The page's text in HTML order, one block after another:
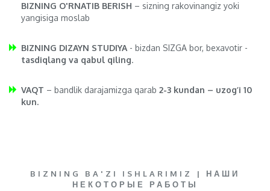
BIZNING O'RNATIB BERISH – sizning rakovinangiz yoki
yangisiga moslab
BIZNING DIZAYN STUDIYA - bizdan SIZGA bor, bexavotir -
tasdiqlang va qabul qiling.
VAQT – bandlik darajamizga qarab 2-3 kundan – uzog’i 10
kun.
BIZNING BA'ZI ISHLARIMIZ | НАШИ
НЕКОТОРЫЕ РАБОТЫ